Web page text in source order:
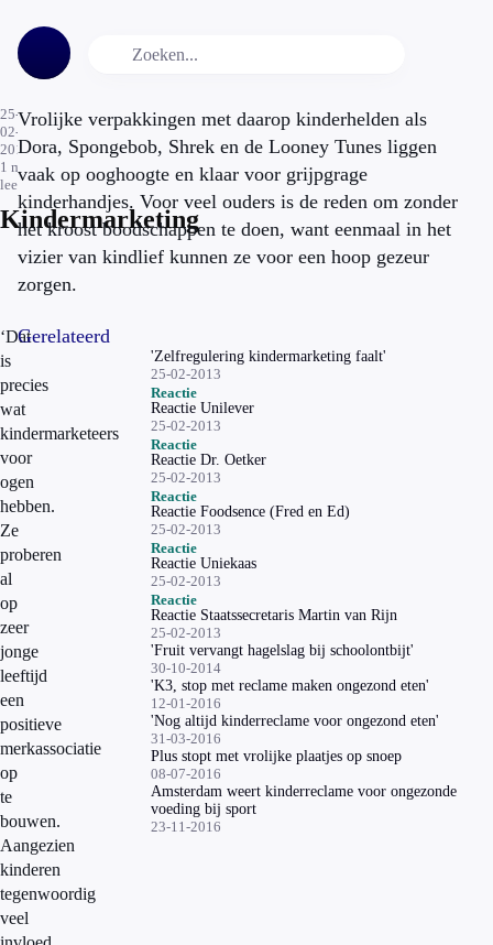
25-
02-
2013
1 min.
leestijd
Kindermarketing
Vrolijke verpakkingen met daarop kinderhelden als
Dora, Spongebob, Shrek en de Looney Tunes liggen
vaak op ooghoogte en klaar voor grijpgrage
kinderhandjes. Voor veel ouders is de reden om zonder
het kroost boodschappen te doen, want eenmaal in het
vizier van kindlief kunnen ze voor een hoop gezeur
zorgen.
‘Dat
is
precies
wat
kindermarketeers
voor
ogen
hebben.
Ze
proberen
al
op
zeer
jonge
leeftijd
een
positieve
merkassociatie
op
te
bouwen.
Aangezien
kinderen
tegenwoordig
veel
Gerelateerd
'Zelfregulering kindermarketing faalt'
25-02-2013
Reactie
Reactie Unilever
25-02-2013
Reactie
Reactie Dr. Oetker
25-02-2013
Reactie
Reactie Foodsence (Fred en Ed)
25-02-2013
Reactie
Reactie Uniekaas
25-02-2013
Reactie
Reactie Staatssecretaris Martin van Rijn
25-02-2013
'Fruit vervangt hagelslag bij schoolontbijt'
30-10-2014
'K3, stop met reclame maken ongezond eten'
12-01-2016
'Nog altijd kinderreclame voor ongezond eten'
31-03-2016
Plus stopt met vrolijke plaatjes op snoep
08-07-2016
Amsterdam weert kinderreclame voor ongezonde
voeding bij sport
23-11-2016